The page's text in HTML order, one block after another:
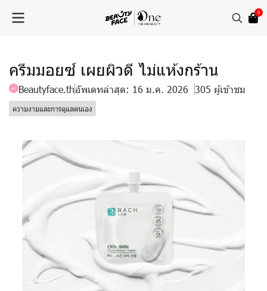
0
ครีมมอยซ์ เผยผิวดี ไม่แห้งกร้าน
Beautyface.thอัพเดทล่าสุด: 16 ม.ค. 2026 305 ผู้เข้าชม
ความงามและการดูแลตนเอง